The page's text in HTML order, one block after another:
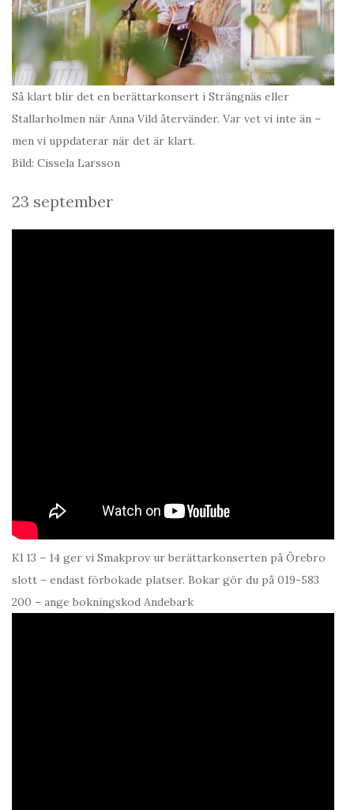
Så klart blir det en berättarkonsert i Strängnäs eller
Stallarholmen när Anna Vild återvänder. Var vet vi inte än –
men vi uppdaterar när det är klart.
Bild: Cissela Larsson
23 september
Kl 13 – 14 ger vi Smakprov ur berättarkonserten på Örebro
slott – endast förbokade platser. Bokar gör du på 019-583
200 – ange bokningskod Andebark